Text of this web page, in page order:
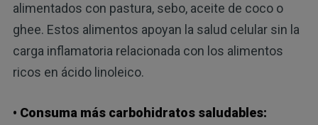
alimentados con pastura, sebo, aceite de coco o
ghee. Estos alimentos apoyan la salud celular sin la
carga inflamatoria relacionada con los alimentos
ricos en ácido linoleico.
• Consuma más carbohidratos saludables: